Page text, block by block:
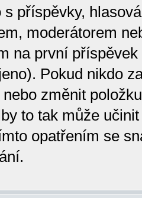
s příspěvky,
moderátorem
na první
Pokud nikdo
změnit
to tak může
opatřením se